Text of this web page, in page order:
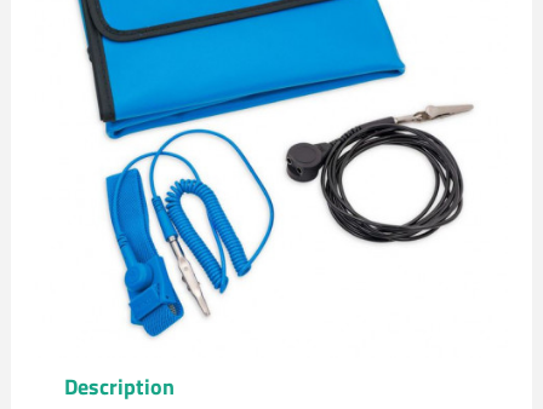
Description